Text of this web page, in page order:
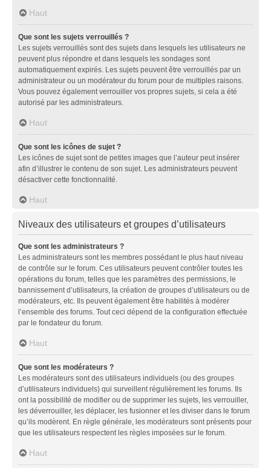
Haut
Que sont les sujets verrouillés ?
Les sujets verrouillés sont des sujets dans lesquels les utilisateurs ne
peuvent plus répondre et dans lesquels les sondages sont
automatiquement expirés. Les sujets peuvent être verrouillés par un
administrateur ou un modérateur du forum pour de multiples raisons.
Vous pouvez également verrouiller vos propres sujets, si cela a été
autorisé par les administrateurs.
Haut
Que sont les icônes de sujet ?
Les icônes de sujet sont de petites images que l’auteur peut insérer
afin d’illustrer le contenu de son sujet. Les administrateurs peuvent
désactiver cette fonctionnalité.
Haut
Niveaux des utilisateurs et groupes d’utilisateurs
Que sont les administrateurs ?
Les administrateurs sont les membres possédant le plus haut niveau
de contrôle sur le forum. Ces utilisateurs peuvent contrôler toutes les
opérations du forum, telles que les paramètres des permissions, le
bannissement d’utilisateurs, la création de groupes d’utilisateurs ou de
modérateurs, etc. Ils peuvent également être habilités à modérer
l’ensemble des forums. Tout ceci dépend de la configuration effectuée
par le fondateur du forum.
Haut
Que sont les modérateurs ?
Les modérateurs sont des utilisateurs individuels (ou des groupes
d’utilisateurs individuels) qui surveillent régulièrement les forums. Ils
ont la possibilité de modifier ou de supprimer les sujets, les verrouiller,
les déverrouiller, les déplacer, les fusionner et les diviser dans le forum
qu’ils modèrent. En règle générale, les modérateurs sont présents pour
que les utilisateurs respectent les règles imposées sur le forum.
Haut